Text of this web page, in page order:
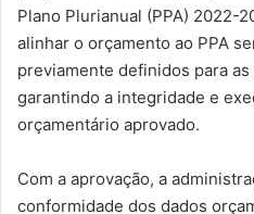
Plano Plurianual (PPA) 2022-
alinhar o orçamento ao PPA
previamente definidos para
garantindo a integridade e
orçamentário aprovado.
Com a aprovação, a
conformidade dos dados